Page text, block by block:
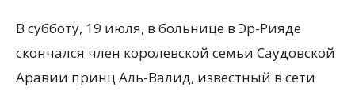
В субботу, 19 июля, в больнице в Эр-Рияде
скончался член королевской семьи Саудовской
Аравии принц Аль-Валид, известный в сети